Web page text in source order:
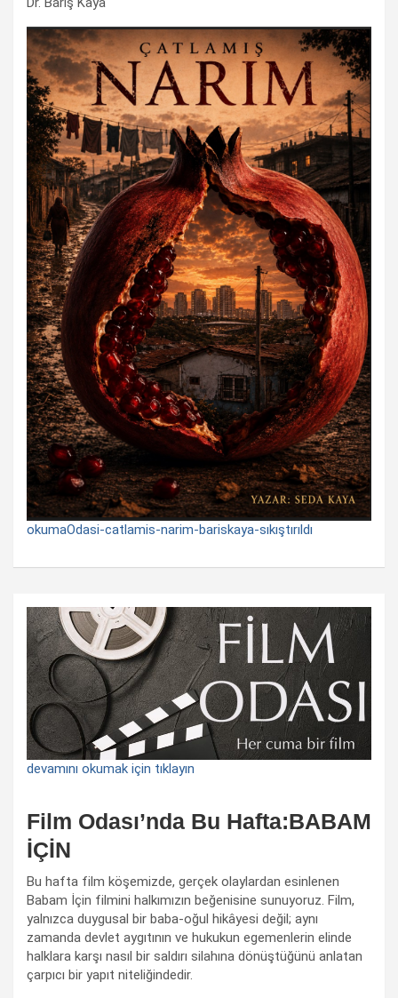
okumaOdasi-catlamis-narim-bariskaya-sıkıştırıldı
devamını okumak için tıklayın
Film Odası’nda Bu Hafta:BABAM
İÇİN
Bu hafta film köşemizde, gerçek olaylardan esinlenen
Babam İçin filmini halkımızın beğenisine sunuyoruz. Film,
yalnızca duygusal bir baba-oğul hikâyesi değil; aynı
zamanda devlet aygıtının ve hukukun egemenlerin elinde
halklara karşı nasıl bir saldırı silahına dönüştüğünü anlatan
çarpıcı bir yapıt niteliğindedir.